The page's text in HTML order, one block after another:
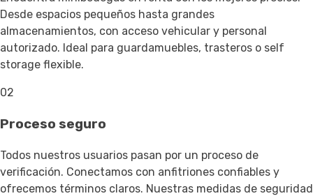
Desde espacios pequeños hasta grandes
almacenamientos, con acceso vehicular y personal
autorizado. Ideal para guardamuebles, trasteros o self
storage flexible.
02
Proceso seguro
Todos nuestros usuarios pasan por un proceso de
verificación. Conectamos con anfitriones confiables y
ofrecemos términos claros. Nuestras medidas de seguridad